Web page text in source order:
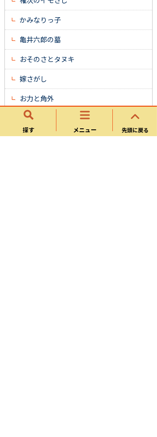
探す メニュー 先頭に戻る
かみなりっ子
亀井六郎の墓
おそのさとタヌキ
嫁さがし
お力と角外
文弥(ぶんね）の松
森 武蔵の首